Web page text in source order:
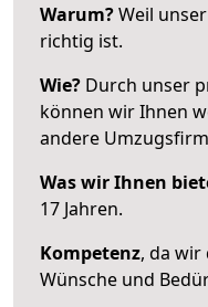
Warum?Weil
richtig ist.
Wie? Durch unser
können wir Ihnen
andere
Was wir Ihnen
17 Jahren.
Kompetenz, da
Wünsche und